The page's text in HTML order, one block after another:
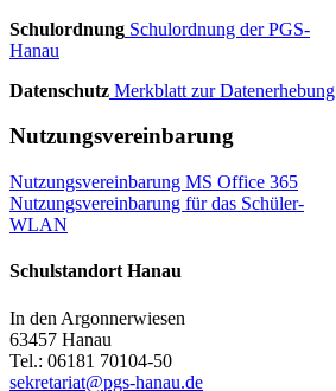
Schulordnung Schulordnung der PGS-
Hanau
Datenschutz Merkblatt zur Datenerhebung
Nutzungsvereinbarung
Nutzungsvereinbarung MS Office 365
Nutzungsvereinbarung für das Schüler-
WLAN
Schulstandort Hanau
In den Argonnerwiesen
63457 Hanau
Tel.: 06181 70104-50
sekretariat@pgs-hanau.de